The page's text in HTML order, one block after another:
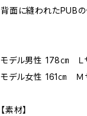
背面に縫われたPUB
モデル男性 178㎝ Ｌ
モデル女性 161㎝ Ｍ
【素材】